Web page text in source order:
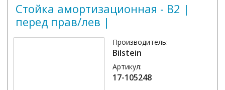
Стойка амортизационная - B2 |
перед прав/лев |
Производитель:
Bilstein
Артикул:
17-105248